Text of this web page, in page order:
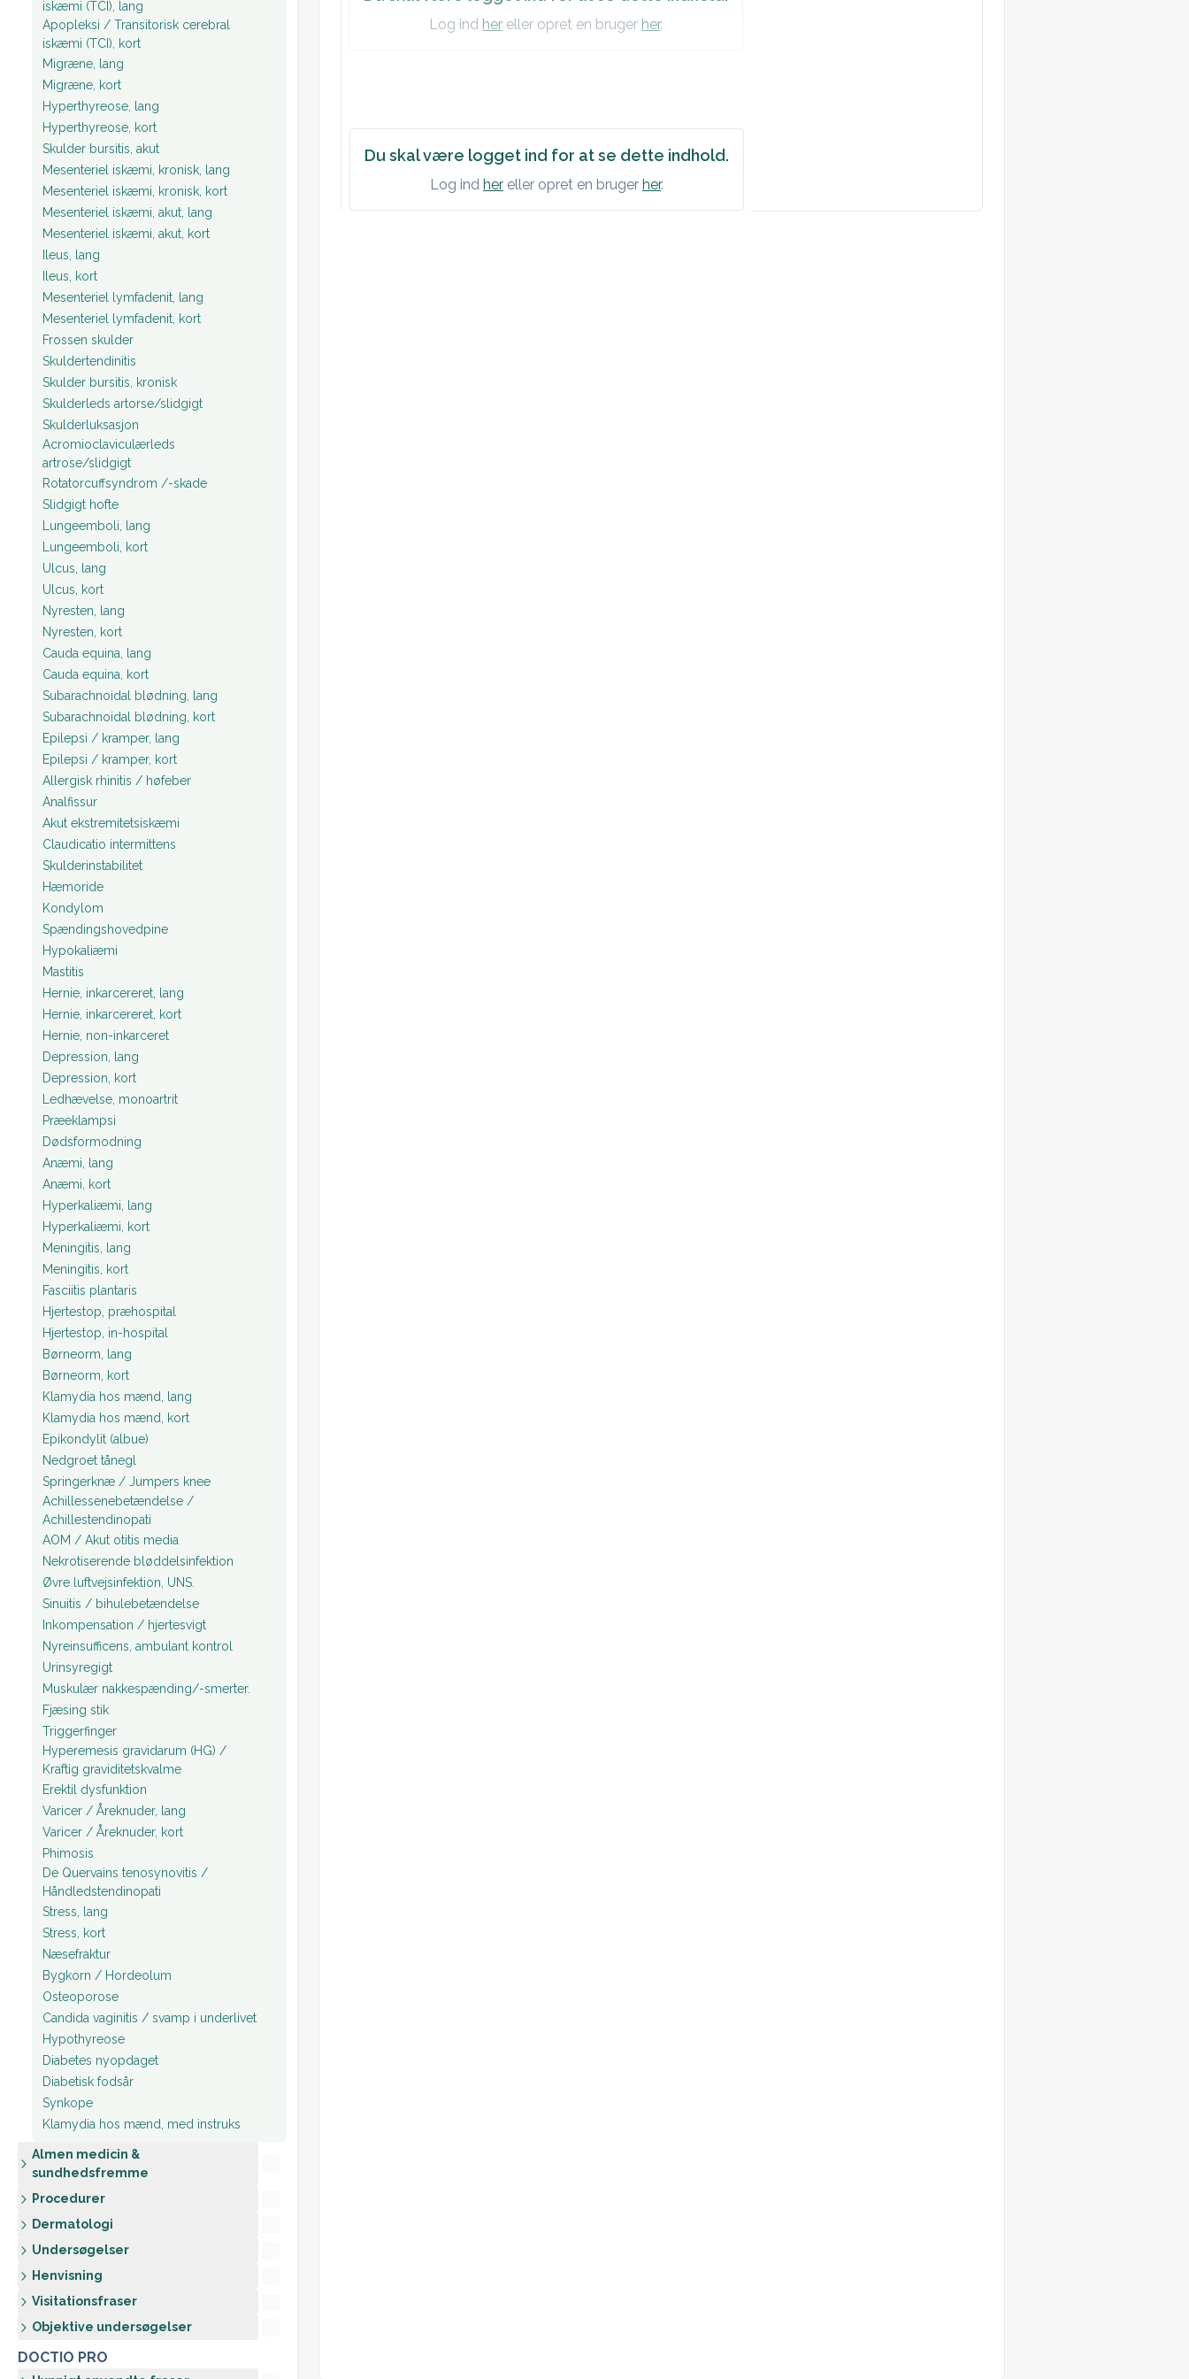
iskæmi (TCI), lang
Apopleksi / Transitorisk cerebral
iskæmi (TCI), kort
Migræne, lang
Migræne, kort
Hyperthyreose, lang
Hyperthyreose, kort
Skulder bursitis, akut
Mesenteriel iskæmi, kronisk, lang
Mesenteriel iskæmi, kronisk, kort
Mesenteriel iskæmi, akut, lang
Mesenteriel iskæmi, akut, kort
Ileus, lang
Ileus, kort
Mesenteriel lymfadenit, lang
Mesenteriel lymfadenit, kort
Frossen skulder
Skuldertendinitis
Skulder bursitis, kronisk
Skulderleds artorse/slidgigt
Skulderluksasjon
Acromioclaviculærleds
artrose/slidgigt
Rotatorcuffsyndrom /-skade
Slidgigt hofte
Lungeemboli, lang
Lungeemboli, kort
Ulcus, lang
Ulcus, kort
Nyresten, lang
Nyresten, kort
Cauda equina, lang
Cauda equina, kort
Subarachnoidal blødning, lang
Subarachnoidal blødning, kort
Epilepsi / kramper, lang
Epilepsi / kramper, kort
Allergisk rhinitis / høfeber
Analfissur
Akut ekstremitetsiskæmi
Claudicatio intermittens
Skulderinstabilitet
Hæmoride
Kondylom
Spændingshovedpine
Hypokaliæmi
Mastitis
Hernie, inkarcereret, lang
Hernie, inkarcereret, kort
Hernie, non-inkarceret
Depression, lang
Depression, kort
Ledhævelse, monoartrit
Præeklampsi
Dødsformodning
Anæmi, lang
Anæmi, kort
Hyperkaliæmi, lang
Hyperkaliæmi, kort
Meningitis, lang
Meningitis, kort
Fasciitis plantaris
Hjertestop, præhospital
Hjertestop, in-hospital
Børneorm, lang
Børneorm, kort
Klamydia hos mænd, lang
Klamydia hos mænd, kort
Epikondylit (albue)
Nedgroet tånegl
Springerknæ / Jumpers knee
Achillessenebetændelse /
Achillestendinopati
AOM / Akut otitis media
Nekrotiserende bløddelsinfektion
Øvre luftvejsinfektion, UNS.
Sinuitis / bihulebetændelse
Inkompensation / hjertesvigt
Nyreinsufficens, ambulant kontrol
Urinsyregigt
Muskulær nakkespænding/-smerter.
Fjæsing stik
Triggerfinger
Hyperemesis gravidarum (HG) /
Kraftig graviditetskvalme
Erektil dysfunktion
Varicer / Åreknuder, lang
Varicer / Åreknuder, kort
Phimosis
De Quervains tenosynovitis /
Håndledstendinopati
Stress, lang
Stress, kort
Næsefraktur
Bygkorn / Hordeolum
Osteoporose
Candida vaginitis / svamp i underlivet
Hypothyreose
Diabetes nyopdaget
Diabetisk fodsår
Synkope
Klamydia hos mænd, med instruks
Almen medicin &
sundhedsfremme
Procedurer
Dermatologi
Undersøgelser
Henvisning
Visitationsfraser
Objektive undersøgelser
DOCTIO PRO
Log ind her eller opret en bruger her.
Du skal være logget ind for at se dette indhold.
Log ind her eller opret en bruger her.